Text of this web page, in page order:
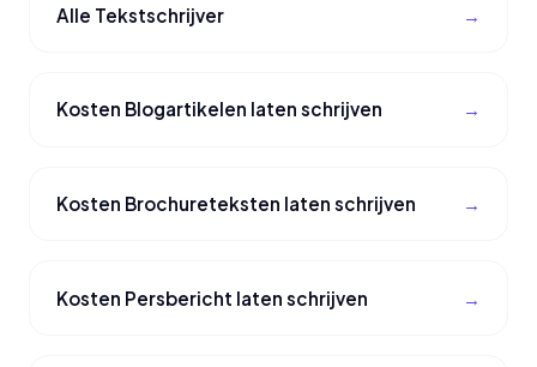
Alle Tekstschrijver
Kosten Blogartikelen laten schrijven
Kosten Brochureteksten laten schrijven
Kosten Persbericht laten schrijven